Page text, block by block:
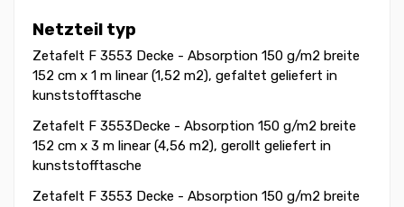
Netzteil typ
Zetafelt F 3553 Decke - Absorption 150 g/m2 breite
152 cm x 1 m linear (1,52 m2), gefaltet geliefert in
kunststofftasche
Zetafelt F 3553Decke - Absorption 150 g/m2 breite
152 cm x 3 m linear (4,56 m2), gerollt geliefert in
kunststofftasche
Zetafelt F 3553 Decke - Absorption 150 g/m2 breite